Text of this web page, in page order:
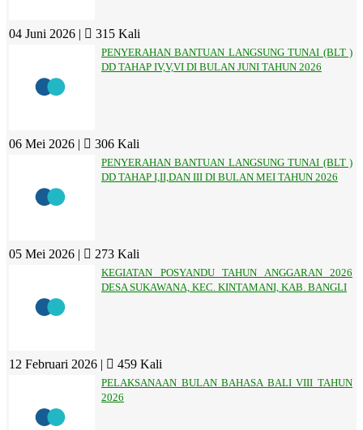
04 Juni 2026 | 315 Kali
PENYERAHAN BANTUAN LANGSUNG TUNAI (BLT )
DD TAHAP IV,V,VI DI BULAN JUNI TAHUN 2026
06 Mei 2026 | 306 Kali
PENYERAHAN BANTUAN LANGSUNG TUNAI (BLT )
DD TAHAP I,II,DAN III DI BULAN MEI TAHUN 2026
05 Mei 2026 | 273 Kali
KEGIATAN POSYANDU TAHUN ANGGARAN 2026
DESA SUKAWANA, KEC. KINTAMANI, KAB. BANGLI
12 Februari 2026 | 459 Kali
PELAKSANAAN BULAN BAHASA BALI VIII TAHUN
2026